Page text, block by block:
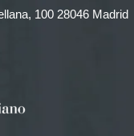
100 28046 Madrid